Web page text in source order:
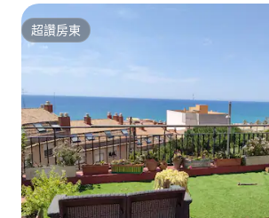
超讚房東
超讚房東